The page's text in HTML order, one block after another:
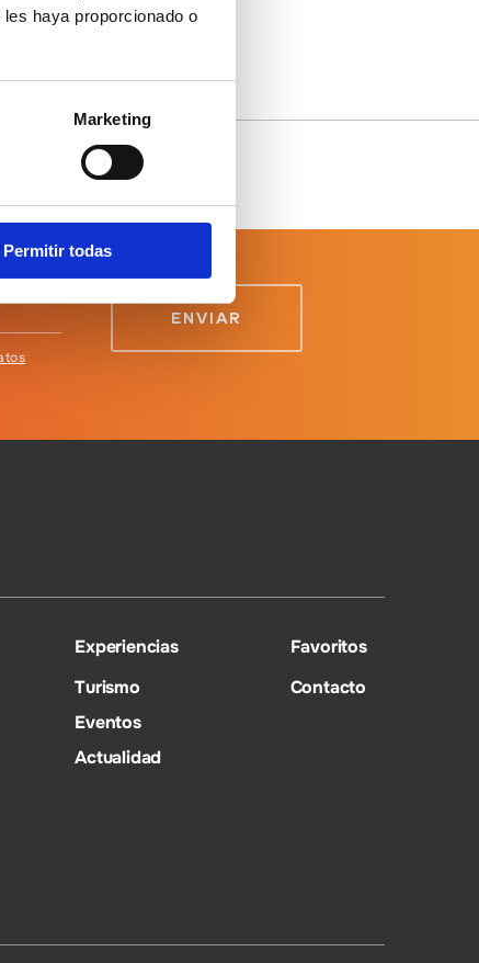
haya proporcionado o
Marketing
Permitir todas
Experiencias
Turismo
Eventos
Actualidad
Favoritos
Contacto